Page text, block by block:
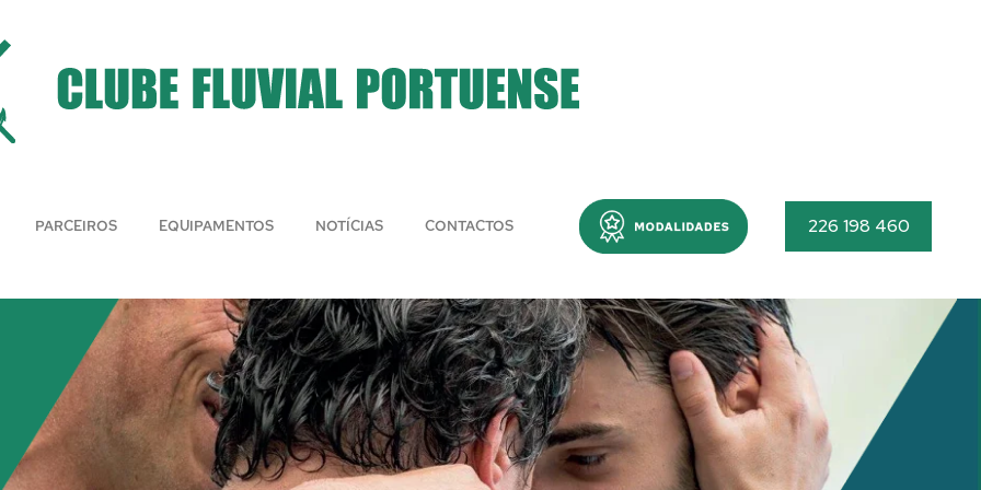
PARCEIROS EQUIPAMENTOS NOTÍCIAS CONTACTOS Menu 226 198 460